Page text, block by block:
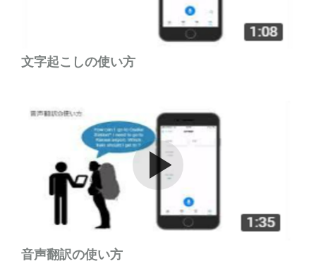
文字起こしの使い方
Watch the video
音声翻訳の使い方